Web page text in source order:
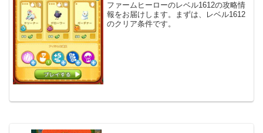
ファームヒーローのレベル1612の攻略情
報をお届けします。まずは、レベル1612
のクリア条件です。